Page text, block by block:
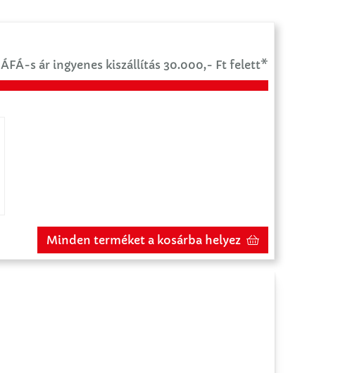
ÁFÁ-s ár ingyenes kiszállítás 30.000,- Ft felett*
Minden terméket a kosárba helyez